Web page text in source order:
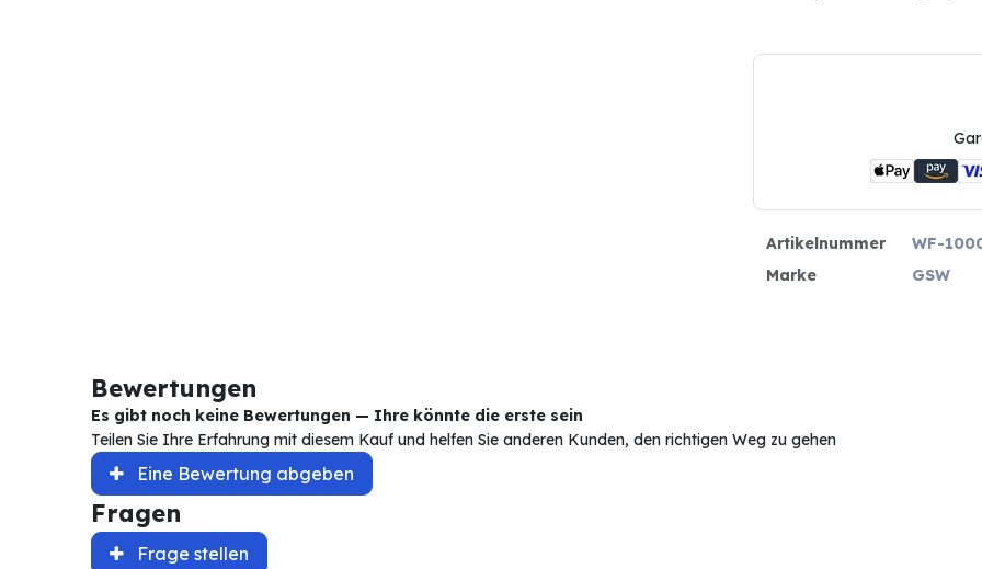
Artikelnummer
WF-
Marke
GSW
Bewertungen
Es gibt noch keine Bewertungen — Ihre könnte die erste sein
Teilen Sie Ihre Erfahrung mit diesem Kauf und helfen Sie anderen Kunden, den richtigen Weg zu gehen
Eine Bewertung abgeben
Fragen
Frage stellen